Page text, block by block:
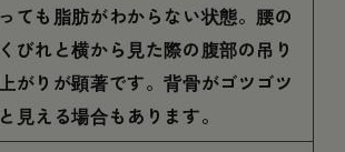
っても脂肪がわからない状態。腰の
くびれと横から見た際の腹部の吊り
上がりが顕著です。背骨がゴツゴツ
と見える場合もあります。